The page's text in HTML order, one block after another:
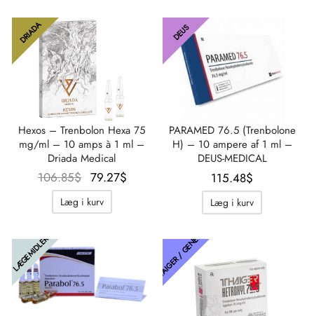
DRIADA
Hexos – Trenbolon Hexa 75
mg/ml – 10 amps à 1 ml –
Driada Medical
106.85$ Oprindelig
pris var:
106.85$.
79.27$
Læg i kurv
DEUS
PARAMED 76.5 (Trenbolone
H) – 10 ampere af 1 ml –
DEUS-MEDICAL
115.48$
Læg i kurv
LÆGEMIDLER THAIGER / GENETISK